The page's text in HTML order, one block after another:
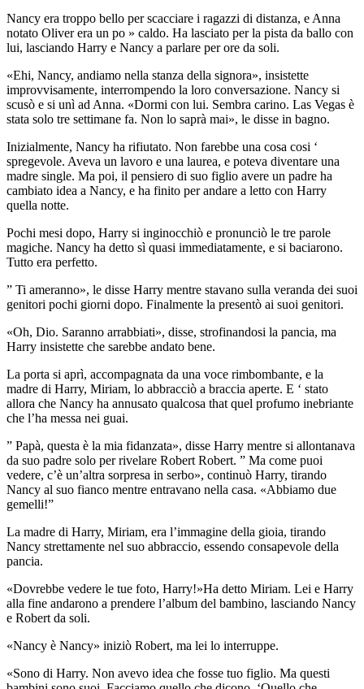
Nancy era troppo bello per scacciare i ragazzi di distanza, e Anna
notato Oliver era un po » caldo. Ha lasciato per la pista da ballo con
lui, lasciando Harry e Nancy a parlare per ore da soli.
«Ehi, Nancy, andiamo nella stanza della signora», insistette
improvvisamente, interrompendo la loro conversazione. Nancy si
scusò e si unì ad Anna. «Dormi con lui. Sembra carino. Las Vegas è
stata solo tre settimane fa. Non lo saprà mai», le disse in bagno.
Inizialmente, Nancy ha rifiutato. Non farebbe una cosa cosi ‘
spregevole. Aveva un lavoro e una laurea, e poteva diventare una
madre single. Ma poi, il pensiero di suo figlio avere un padre ha
cambiato idea a Nancy, e ha finito per andare a letto con Harry
quella notte.
Pochi mesi dopo, Harry si inginocchiò e pronunciò le tre parole
magiche. Nancy ha detto sì quasi immediatamente, e si baciarono.
Tutto era perfetto.
” Ti ameranno», le disse Harry mentre stavano sulla veranda dei suoi
genitori pochi giorni dopo. Finalmente la presentò ai suoi genitori.
«Oh, Dio. Saranno arrabbiati», disse, strofinandosi la pancia, ma
Harry insistette che sarebbe andato bene.
La porta si aprì, accompagnata da una voce rimbombante, e la
madre di Harry, Miriam, lo abbracciò a braccia aperte. E ‘ stato
allora che Nancy ha annusato qualcosa that quel profumo inebriante
che l’ha messa nei guai.
” Papà, questa è la mia fidanzata», disse Harry mentre si allontanava
da suo padre solo per rivelare Robert Robert. ” Ma come puoi
vedere, c’è un’altra sorpresa in serbo», continuò Harry, tirando
Nancy al suo fianco mentre entravano nella casa. «Abbiamo due
gemelli!”
La madre di Harry, Miriam, era l’immagine della gioia, tirando
Nancy strettamente nel suo abbraccio, essendo consapevole della
pancia.
«Dovrebbe vedere le tue foto, Harry!»Ha detto Miriam. Lei e Harry
alla fine andarono a prendere l’album del bambino, lasciando Nancy
e Robert da soli.
«Nancy è Nancy» iniziò Robert, ma lei lo interruppe.
«Sono di Harry. Non avevo idea che fosse tuo figlio. Ma questi